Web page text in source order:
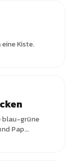
Kiste.
blau-grüne
Pap...